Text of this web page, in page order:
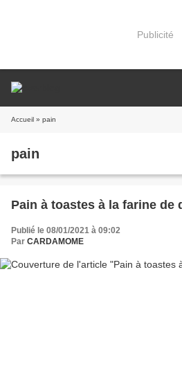
Publicité
Accueil » pain
pain
Pain à toastes à la
Publié le 08/01/2021 à 09:02
Par CARDAMOME